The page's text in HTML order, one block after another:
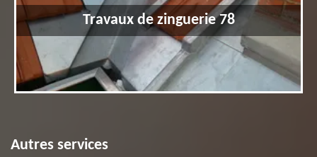
Travaux de zinguerie 78
Autres services